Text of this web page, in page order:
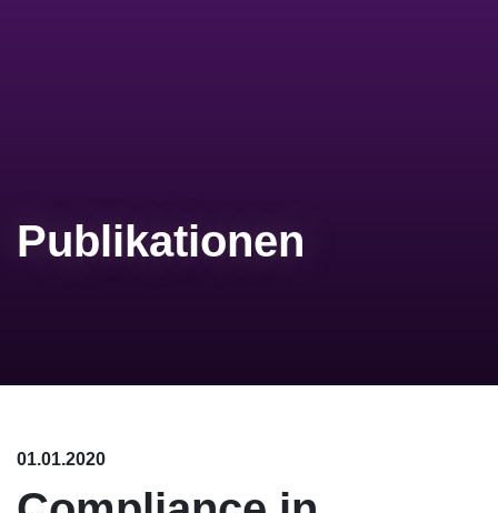
Publikationen
01.01.2020